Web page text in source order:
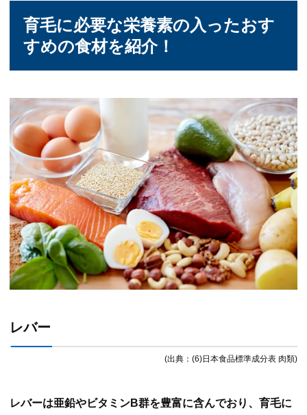
育毛に必要な栄養素の入ったおす
すめの食材を紹介！
レバー
(出典：(6)日本食品標準成分表 肉類)
レバーは亜鉛やビタミンB群を豊富に含んでおり、育毛に